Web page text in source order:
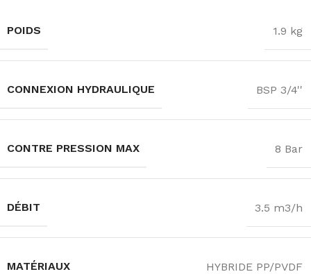
POIDS 1.9 kg
CONNEXION HYDRAULIQUE BSP 3/4''
CONTRE PRESSION MAX 8 Bar
DÉBIT 3.5 m3/h
MATÉRIAUX HYBRIDE PP/PVDF